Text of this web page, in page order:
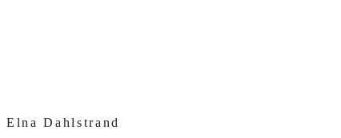
Elna Dahlstrand